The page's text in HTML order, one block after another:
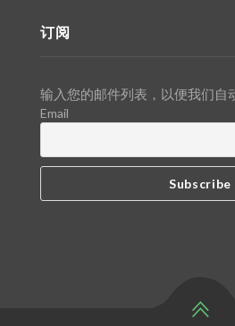
订阅
输入您的邮件列表，以便我们自
Email